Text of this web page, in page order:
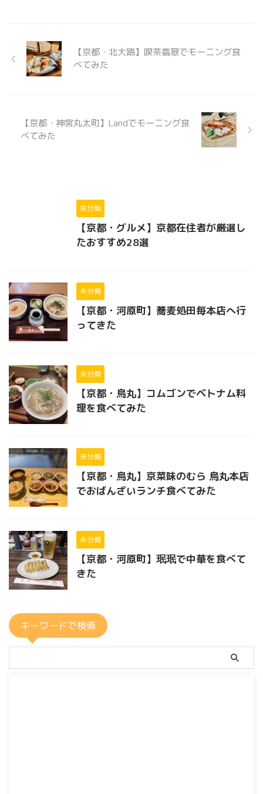
【京都・北大路】喫茶翡翠でモーニング食
べてみた
【京都・神宮丸太町】Landでモーニング食
べてみた
未分類
【京都・グルメ】京都在住者が厳選し
たおすすめ28選
未分類
【京都・河原町】蕎麦処田毎本店へ行
ってきた
未分類
【京都・烏丸】コムゴンでベトナム料
理を食べてみた
未分類
【京都・烏丸】京菜味のむら 烏丸本店
でおばんざいランチ食べてみた
未分類
【京都・河原町】珉珉で中華を食べて
きた
キーワードで検索